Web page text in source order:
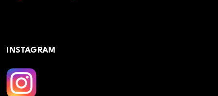
INSTAGRAM